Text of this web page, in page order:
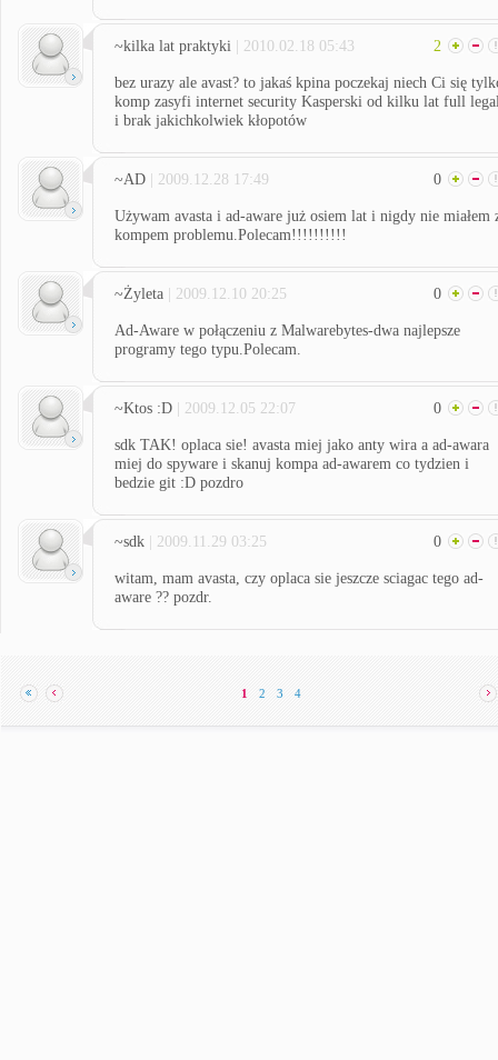
~kilka lat praktyki | 2010.02.18 05:43 2
bez urazy ale avast? to jakaś kpina poczekaj niech Ci się
komp zasyfi internet security Kasperski od kilku lat full
i brak jakichkolwiek kłopotów
~AD | 2009.12.28 17:49 0
Używam avasta i ad-aware już osiem lat i nigdy nie miałem
kompem problemu.Polecam!!!!!!!!!!
~Żyleta | 2009.12.10 20:25 0
Ad-Aware w połączeniu z Malwarebytes-dwa najlepsze
programy tego typu.Polecam.
~Ktos :D | 2009.12.05 22:07 0
sdk TAK! oplaca sie! avasta miej jako anty wira a ad-awara
miej do spyware i skanuj kompa ad-awarem co tydzien i
bedzie git :D pozdro
~sdk | 2009.11.29 03:25 0
witam, mam avasta, czy oplaca sie jeszcze sciagac tego ad-
aware ?? pozdr.
1 2 3 4